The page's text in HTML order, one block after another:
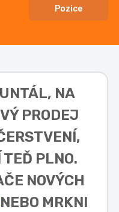
Pozice
NA
PRODEJ
PLNO.
NOVÝCH
NEBO MRKNI